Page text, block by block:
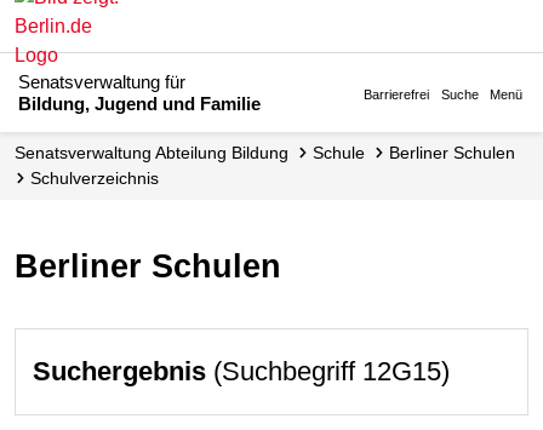
Senatsverwaltung für
Bildung, Jugend und Familie
Barrierefrei Suche Menü
Senats­verwaltung Abteilung Bildung Schule
Berliner Schulen
Schul­verzeichnis
Berliner Schulen
Suchergebnis (Suchbegriff 12G15)